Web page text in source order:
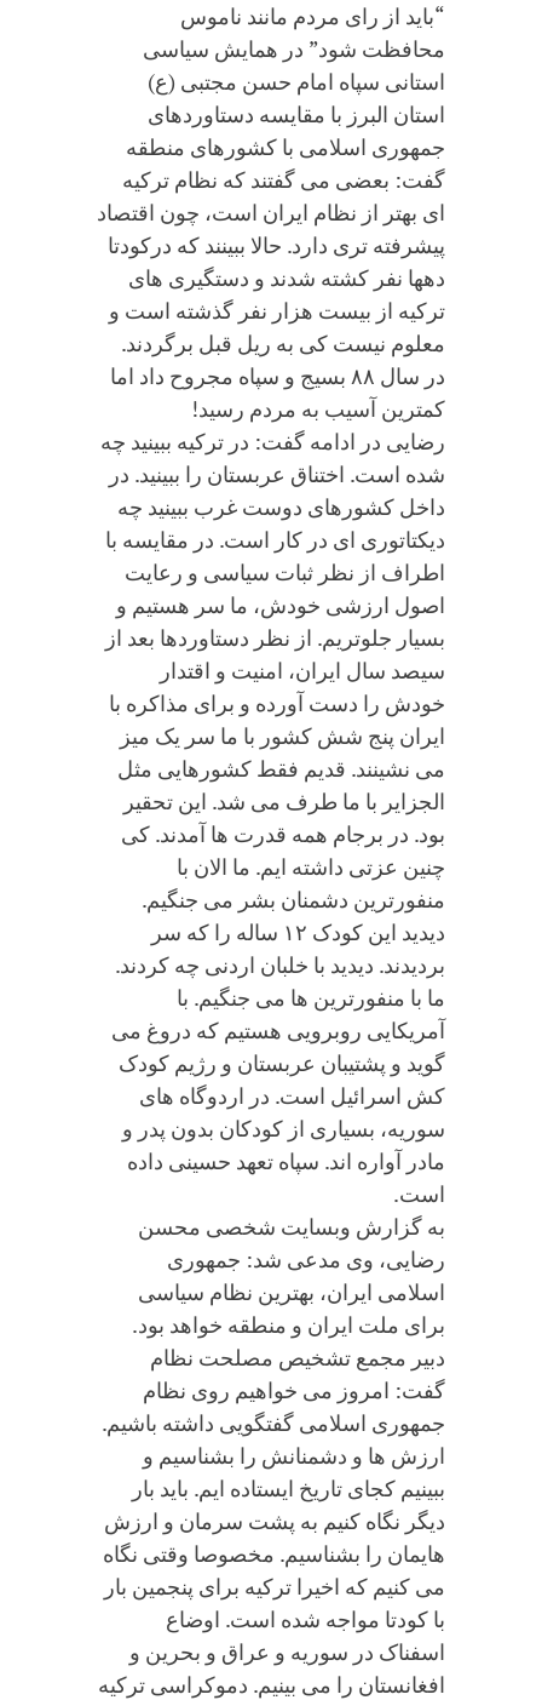
“باید از رای مردم مانند ناموس
محافظت شود” در همایش سیاسی
استانی سپاه امام حسن مجتبی (ع)
استان البرز با مقایسه دستاوردهای
جمهوری اسلامی با کشورهای منطقه
گفت: بعضی می گفتند که نظام ترکیه
ای بهتر از نظام ایران است، چون اقتصاد
پیشرفته تری دارد. حالا ببینند که درکودتا
دهها نفر کشته شدند و دستگیری های
ترکیه از بیست هزار نفر گذشته است و
معلوم نیست کی به ریل قبل برگردند.
در سال ۸۸ بسیج و سپاه مجروح داد اما
کمترین آسیب به مردم رسید!
رضایی در ادامه گفت: در ترکیه ببینید چه
شده است. اختناق عربستان را ببینید. در
داخل کشورهای دوست غرب ببینید چه
دیکتاتوری ای در کار است. در مقایسه با
اطراف از نظر ثبات سیاسی و رعایت
اصول ارزشی خودش، ما سر هستیم و
بسیار جلوتریم. از نظر دستاوردها بعد از
سیصد سال ایران، امنیت و اقتدار
خودش را دست آورده و برای مذاکره با
ایران پنج شش کشور با ما سر یک میز
می نشینند. قدیم فقط کشورهایی مثل
الجزایر با ما طرف می شد. این تحقیر
بود. در برجام همه قدرت ها آمدند. کی
چنین عزتی داشته ایم. ما الان با
منفورترین دشمنان بشر می جنگیم.
دیدید این کودک ۱۲ ساله را که سر
بردیدند. دیدید با خلبان اردنی چه کردند.
ما با منفورترین ها می جنگیم. با
آمریکایی روبرویی هستیم که دروغ می
گوید و پشتیبان عربستان و رژیم کودک
کش اسرائیل است. در اردوگاه های
سوریه، بسیاری از کودکان بدون پدر و
مادر آواره اند. سپاه تعهد حسینی داده
است.
به گزارش وبسایت شخصی محسن
رضایی، وی مدعی شد: جمهوری
اسلامی ایران، بهترین نظام سیاسی
برای ملت ایران و منطقه خواهد بود.
دبیر مجمع تشخیص مصلحت نظام
گفت: امروز می خواهیم روی نظام
جمهوری اسلامی گفتگویی داشته باشیم.
ارزش ها و دشمنانش را بشناسیم و
ببینیم کجای تاریخ ایستاده ایم. باید بار
دیگر نگاه کنیم به پشت سرمان و ارزش
هایمان را بشناسیم. مخصوصا وقتی نگاه
می کنیم که اخیرا ترکیه برای پنجمین بار
با کودتا مواجه شده است. اوضاع
اسفناک در سوریه و عراق و بحرین و
افغانستان را می بینیم. دموکراسی ترکیه